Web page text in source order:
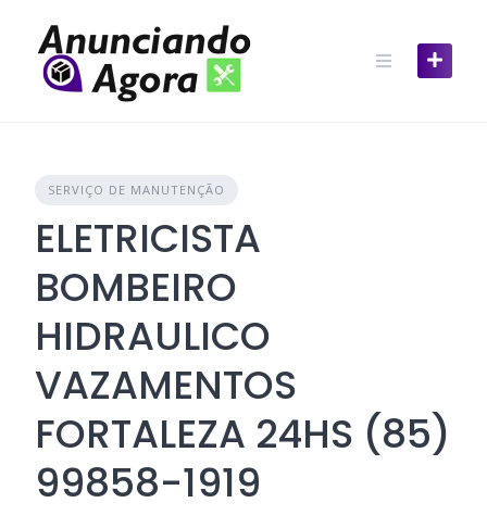
SERVIÇO DE MANUTENÇÃO
ELETRICISTA
BOMBEIRO
HIDRAULICO
VAZAMENTOS
FORTALEZA 24HS (85)
99858-1919